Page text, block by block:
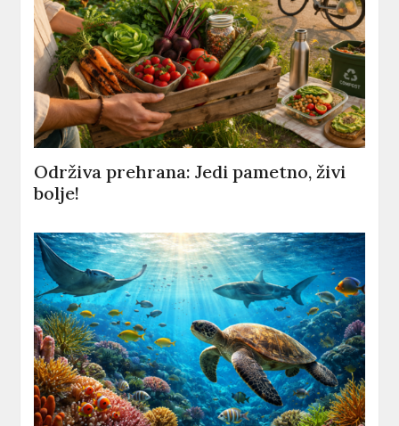
Održiva prehrana: Jedi pametno, živi
bolje!